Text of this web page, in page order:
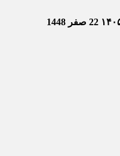
22 صفر 1448